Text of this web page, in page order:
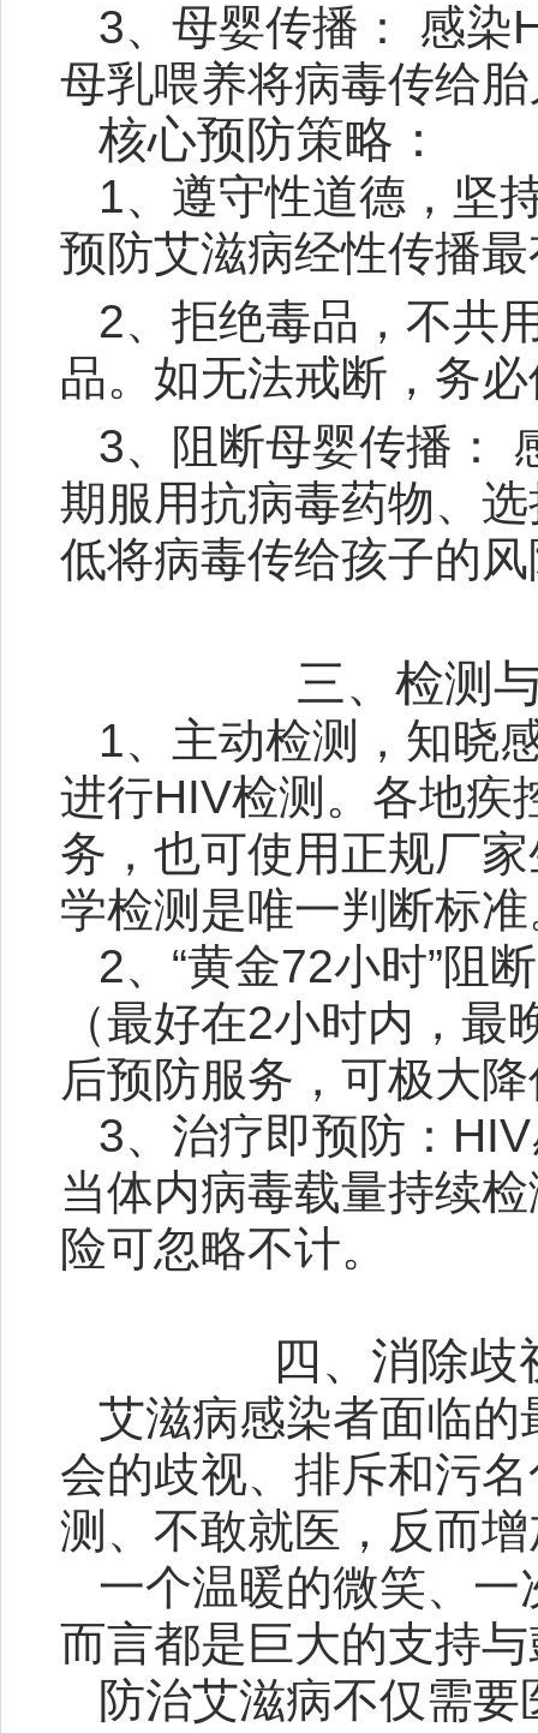
3、母婴传播： 感染
母乳喂养将病毒传给
核心预防策略：
1、遵守性道德，坚
预防艾滋病经性传播
2、拒绝毒品，不共
品。如无法戒断，务
3、阻断母婴传播：
期服用抗病毒药物、
低将病毒传给孩子的
三、检测
1、主动检测，知晓
进行HIV检测。各地疾
务，也可使用正规厂
学检测是唯一判断标
2、“黄金72小时”阻
（最好在2小时内，
后预防服务，可极大
3、治疗即预防：
当体内病毒载量持续
险可忽略不计。
四、消除
艾滋病感染者面临
会的歧视、排斥和污
测、不敢就医，反而
一个温暖的微笑、
而言都是巨大的支持
防治艾滋病不仅需